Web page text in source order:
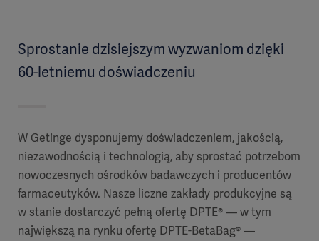
Sprostanie dzisiejszym wyzwaniom dzięki
60-letniemu doświadczeniu
W Getinge dysponujemy doświadczeniem, jakością,
niezawodnością i technologią, aby sprostać potrzebom
nowoczesnych ośrodków badawczych i producentów
farmaceutyków. Nasze liczne zakłady produkcyjne są
w stanie dostarczyć pełną ofertę DPTE® — w tym
największą na rynku ofertę DPTE-BetaBag® —